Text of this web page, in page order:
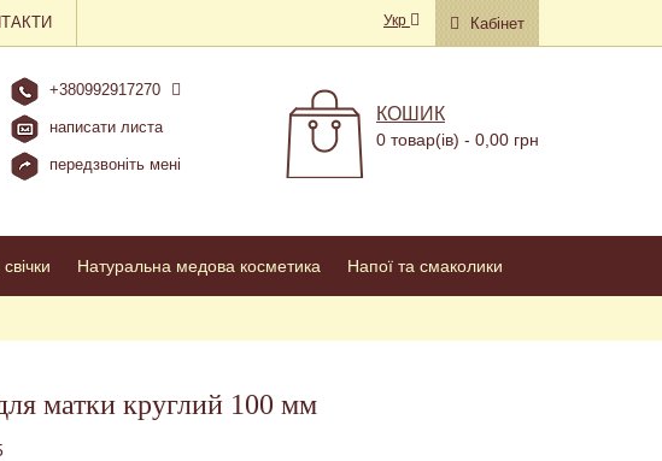
Кабінет
Укр
+380992917270
написати листа
передзвоніть мені
КОШИК
0 товар(ів) - 0,00 грн
Натуральна медова косметика Напої та смаколики
матки круглий 100 мм